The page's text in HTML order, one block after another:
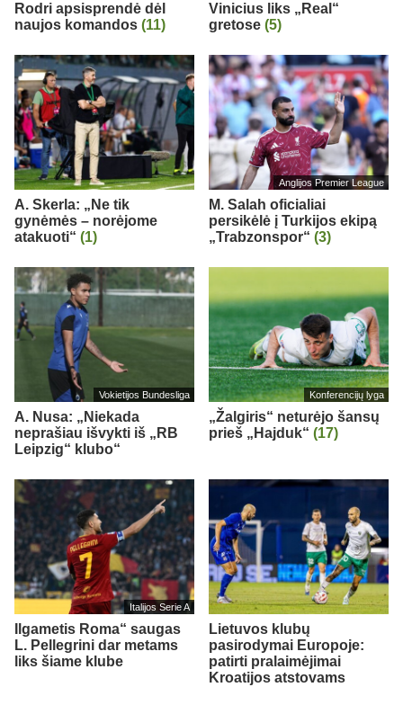
Rodri apsisprendė dėl
naujos komandos (11)
Vinicius liks „Real“
gretose (5)
A. Skerla: „Ne tik
gynėmės – norėjome
atakuoti“ (1)
Anglijos Premier League
M. Salah oficialiai
persikėlė į Turkijos ekipą
„Trabzonspor“ (3)
Vokietijos Bundesliga
A. Nusa: „Niekada
neprašiau išvykti iš „RB
Leipzig“ klubo“
Konferencijų lyga
„Žalgiris“ neturėjo šansų
prieš „Hajduk“ (17)
Italijos Serie A
Ilgametis Roma“ saugas
L. Pellegrini dar metams
liks šiame klube
Lietuvos klubų
pasirodymai Europoje:
patirti pralaimėjimai
Kroatijos atstovams